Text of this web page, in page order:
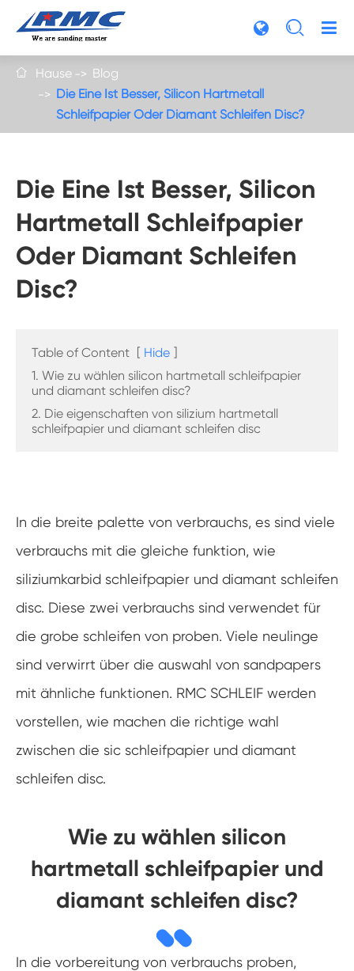

 Hause
Blog
Die Eine Ist Besser, Silicon Hartmetall
Schleifpapier Oder Diamant Schleifen Disc?
Die Eine Ist Besser, Silicon
Hartmetall Schleifpapier
Oder Diamant Schleifen
Disc?
Table of Content [ Hide ]
1. Wie zu wählen silicon hartmetall schleifpapier
und diamant schleifen disc?
2. Die eigenschaften von silizium hartmetall
schleifpapier und diamant schleifen disc
In die breite palette von verbrauchs, es sind viele
verbrauchs mit die gleiche funktion, wie
siliziumkarbid schleifpapier und diamant schleifen
disc. Diese zwei verbrauchs sind verwendet für
die grobe schleifen von proben. Viele neulinge
sind verwirrt über die auswahl von sandpapers
mit ähnliche funktionen. RMC SCHLEIF werden
vorstellen, wie machen die richtige wahl
zwischen die sic schleifpapier und diamant
schleifen disc.
Wie zu wählen silicon
hartmetall schleifpapier und
diamant schleifen disc?
In die vorbereitung von verbrauchs proben,